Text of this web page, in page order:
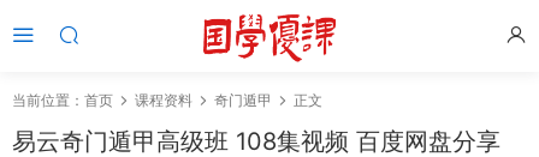
当前位置： 首页 课程资料 奇门遁甲 正文
易云奇门遁甲高级班 108集视频 百度网盘分享